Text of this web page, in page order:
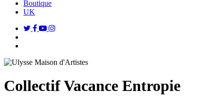
Boutique
UK
twitterfacebook
youtubeinstagram
Collectif Vacance Entropie